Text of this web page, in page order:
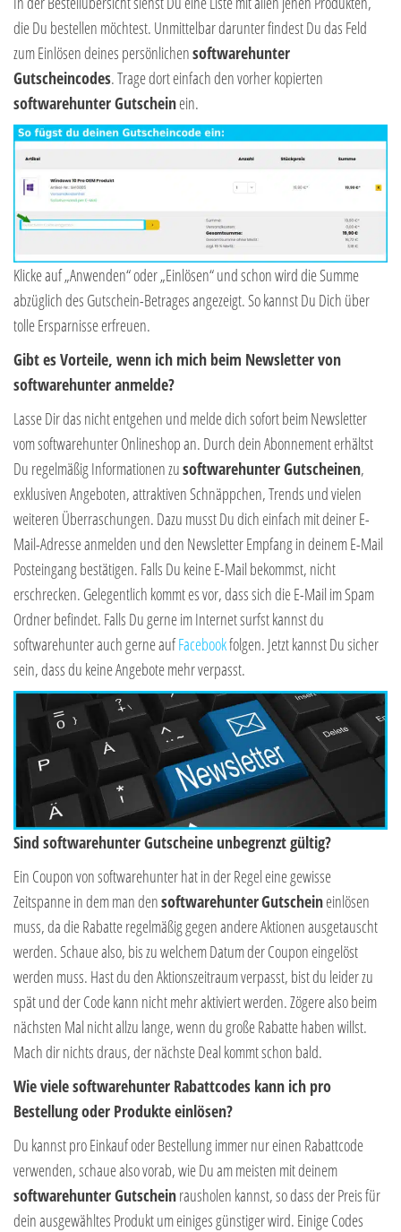
die Du bestellen möchtest. Unmittelbar darunter findest Du das Feld
zum Einlösen deines persönlichensoftwarehunter
Gutscheincodes. Trage dort einfach den vorher kopierten
softwarehunter Gutscheinein.
Klicke auf „Anwenden“ oder „Einlösen“ und schon wird die Summe
abzüglich des Gutschein-Betrages angezeigt. So kannst Du Dich über
tolle Ersparnisse erfreuen.
Gibt es Vorteile, wenn ich mich beim Newsletter von
softwarehunter anmelde?
Lasse Dir das nicht entgehen und melde dich sofort beim Newsletter
vom softwarehunter Onlineshop an. Durch dein Abonnement erhältst
Du regelmäßig Informationen zusoftwarehunter Gutscheinen,
exklusiven Angeboten, attraktiven Schnäppchen, Trends und vielen
weiteren Überraschungen. Dazu musst Du dich einfach mit deiner E-
Mail-Adresse anmelden und den Newsletter Empfang in deinem E-Mail
Posteingang bestätigen. Falls Du keine E-Mail bekommst, nicht
erschrecken. Gelegentlich kommt es vor, dass sich die E-Mail im Spam
Ordner befindet. Falls Du gerne im Internet surfst kannst du
softwarehunter auch gerne aufFacebookfolgen. Jetzt kannst Du sicher
sein, dass du keine Angebote mehr verpasst.
Sind softwarehunter Gutscheine unbegrenzt gültig?
Ein Coupon von softwarehunter hat in der Regel eine gewisse
Zeitspanne in dem man densoftwarehunterGutscheineinlösen
muss, da die Rabatte regelmäßig gegen andere Aktionen ausgetauscht
werden. Schaue also, bis zu welchem Datum der Coupon eingelöst
werden muss. Hast du den Aktionszeitraum verpasst, bist du leider zu
spät und der Code kann nicht mehr aktiviert werden. Zögere also beim
nächsten Mal nicht allzu lange, wenn du große Rabatte haben willst.
Mach dir nichts draus, der nächste Deal kommt schon bald.
Wie viele softwarehunter Rabattcodes kann ich pro
Bestellung oder Produkte einlösen?
Du kannst pro Einkauf oder Bestellung immer nur einen Rabattcode
verwenden, schaue also vorab, wie Du am meisten mit deinem
softwarehunter Gutscheinrausholen kannst, so dass der Preis für
dein ausgewähltes Produkt um einiges günstiger wird. Einige Codes